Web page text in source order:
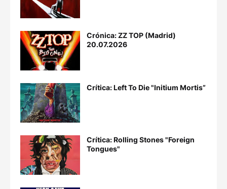
Crónica: ZZ TOP (Madrid)
20.07.2026
Crítica: Left To Die "Initium Mortis”
Crítica: Rolling Stones "Foreign
Tongues"